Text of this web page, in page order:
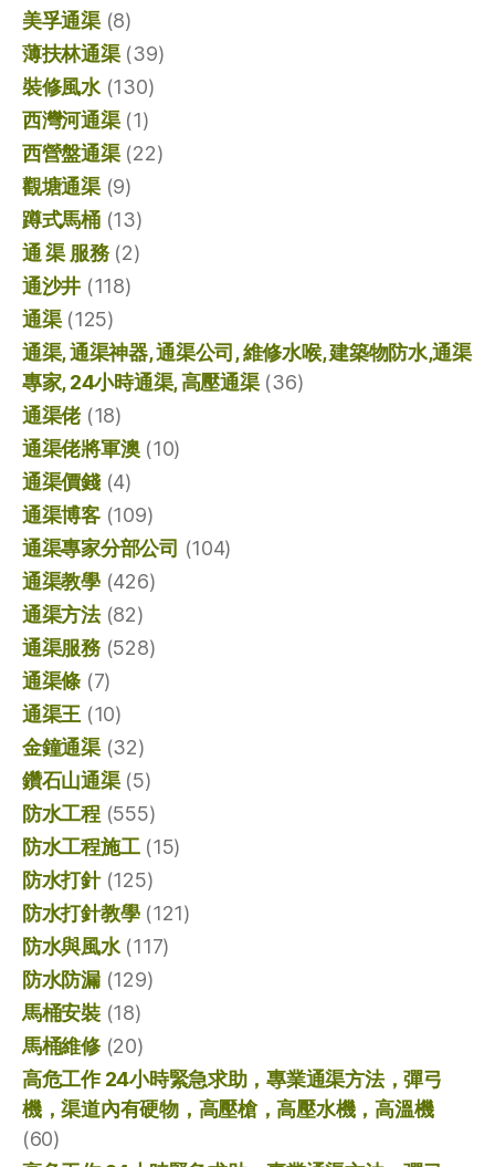
美孚通渠(8)
薄扶林通渠(39)
裝修風水(130)
西灣河通渠(1)
西營盤通渠(22)
觀塘通渠(9)
蹲式馬桶(13)
通 渠 服務(2)
通沙井 (118)
通渠(125)
通渠, 通渠神器, 通渠公司, 維修水喉, 建築物防水,通渠
專家, 24小時通渠, 高壓通渠(36)
通渠佬(18)
通渠佬將軍澳(10)
通渠價錢(4)
通渠博客(109)
通渠專家分部公司 (104)
通渠教學(426)
通渠方法(82)
通渠服務(528)
通渠條 (7)
通渠王 (10)
金鐘通渠(32)
鑽石山通渠(5)
防水工程(555)
防水工程施工(15)
防水打針(125)
防水打針教學(121)
防水與風水(117)
防水防漏(129)
馬桶安裝(18)
馬桶維修(20)
高危工作 24小時緊急求助，專業通渠方法，彈弓
機，渠道內有硬物，高壓槍，高壓水機，高溫機
(60)